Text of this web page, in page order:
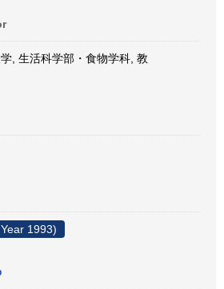
, 生活科学部・食物学科, 教
1993)